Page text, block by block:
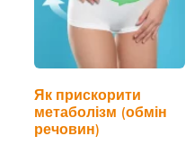
Як прискорити
метаболізм (обмін
речовин)